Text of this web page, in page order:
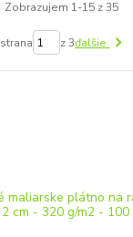
Zobrazujem 1-15 z 35
strana z 3ďalšie